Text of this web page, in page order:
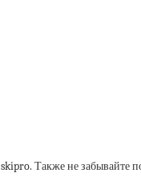
Также не забывайте